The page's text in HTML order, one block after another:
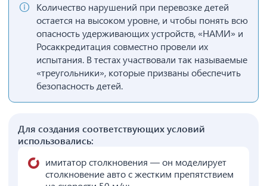
Количество нарушений при перевозке детей
остается на высоком уровне, и чтобы понять всю
опасность удерживающих устройств, «НАМИ» и
Росаккредитация совместно провели их
испытания. В тестах участвовали так называемые
«треугольники», которые призваны обеспечить
безопасность детей.
Для создания соответствующих условий
использовались:
имитатор столкновения — он моделирует
столкновение авто с жестким препятствием